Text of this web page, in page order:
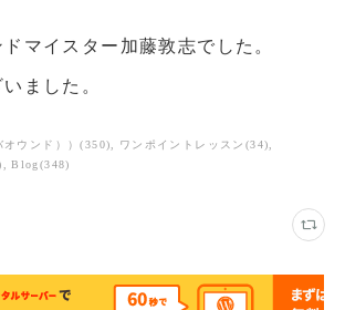
マイスター加藤敦志でした。
ました。
オウンド））(350) ワンポイントレッスン (34)
Blog(348)